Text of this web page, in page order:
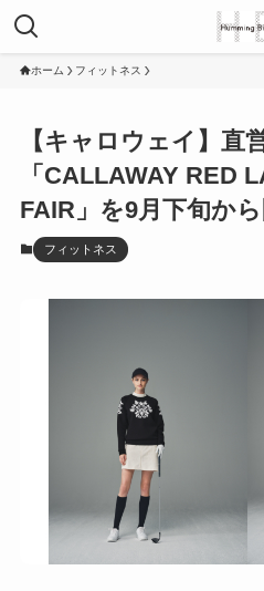
ホーム フィットネス
【キャロウェイ】直
「CALLAWAY RED
FAIR」を9月下旬か
フィットネス